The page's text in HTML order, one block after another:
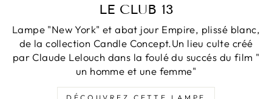
LE CLUB 13
Lampe "New York" et abat jour Empire, plissé blanc,
de la collection Candle Concept.Un lieu culte créé
par Claude Lelouch dans la foulé du succés du film "
un homme et une femme"